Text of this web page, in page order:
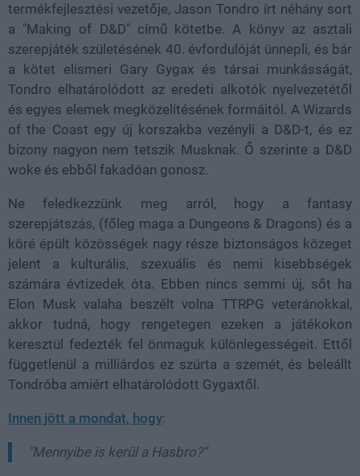
termékfejlesztési vezetője, Jason Tondro írt néhány sort
a "Making of D&D" című kötetbe. A könyv az asztali
szerepjáték születésének 40. évfordulóját ünnepli, és bár
a kötet elismeri Gary Gygax és társai munkásságát,
Tondro elhatárolódott az eredeti alkotók nyelvezetétől
és egyes elemek megközelítésének formáitól. A Wizards
of the Coast egy új korszakba vezényli a D&D-t, és ez
bizony nagyon nem tetszik Musknak. Ő szerinte a D&D
woke és ebből fakadóan gonosz.
Ne feledkezzünk meg arról, hogy a fantasy
szerepjátszás, (főleg maga a Dungeons & Dragons) és a
köré épült közösségek nagy része biztonságos közeget
jelent a kulturális, szexuális és nemi kisebbségek
számára évtizedek óta. Ebben nincs semmi új, sőt ha
Elon Musk valaha beszélt volna TTRPG veteránokkal,
akkor tudná, hogy rengetegen ezeken a játékokon
keresztül fedezték fel önmaguk különlegességeit. Ettől
függetlenül a milliárdos ez szúrta a szemét, és beleállt
Tondróba amiért elhatárolódott Gygaxtől.
Innen jött a mondat, hogy:
"Mennyibe is kerül a Hasbro?"